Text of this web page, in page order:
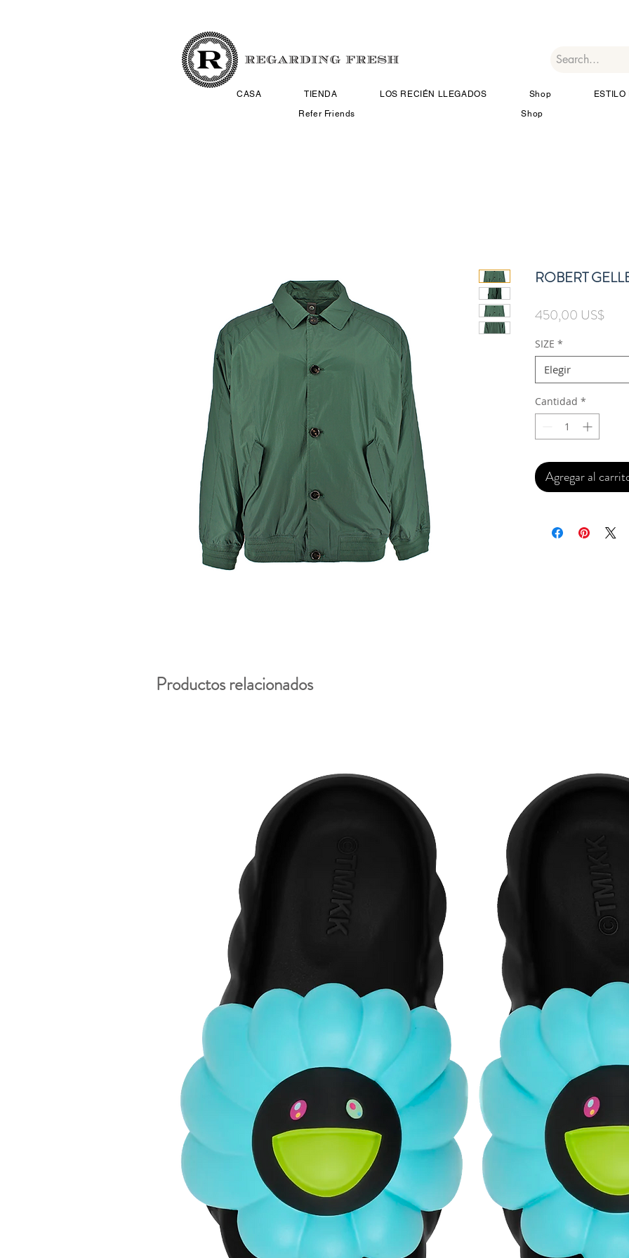
CASA TIENDA LOS RECIÉN LLEGADOS Shop
ESTILO
Refer Friends
Shop
ROBERT
450,00 US$
SIZE *
Elegir
Cantidad *
Agregar al
Productos relacionados